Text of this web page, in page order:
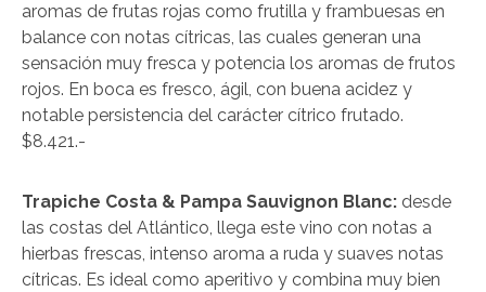
aromas de frutas rojas como frutilla y frambuesas en
balance con notas cítricas, las cuales generan una
sensación muy fresca y potencia los aromas de frutos
rojos. En boca es fresco, ágil, con buena acidez y
notable persistencia del carácter cítrico frutado.
$8.421.-
Trapiche Costa & Pampa Sauvignon Blanc: desde
las costas del Atlántico, llega este vino con notas a
hierbas frescas, intenso aroma a ruda y suaves notas
cítricas. Es ideal como aperitivo y combina muy bien